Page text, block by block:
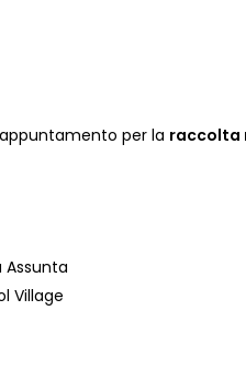
per la raccolta
Assunta
Village